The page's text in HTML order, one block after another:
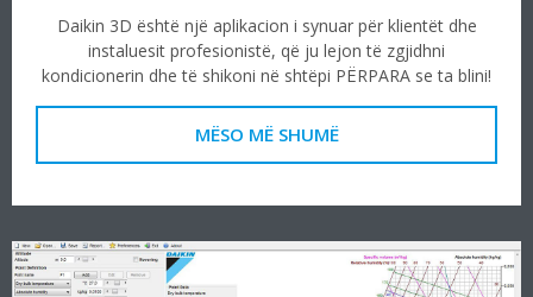
Daikin 3D është një aplikacion i synuar për klientët dhe
instaluesit profesionistë, që ju lejon të zgjidhni
kondicionerin dhe të shikoni në shtëpi PËRPARA se ta blini!
MËSO MË SHUMË